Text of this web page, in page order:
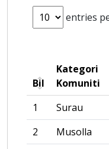
entries
Bil
Kategori
Komuniti
1
Surau
2
Musolla